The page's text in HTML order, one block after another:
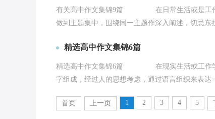
有关高中作文集锦9篇 在日常生活或是工作学
做到主题集中，围绕同一主题作深入阐述，切忌东
精选高中作文集锦6篇
精选高中作文集锦6篇 在现实生活或工作学习
字组成，经过人的思想考虑，通过语言组织来表达
首页 上一页 1 2 3 4 5